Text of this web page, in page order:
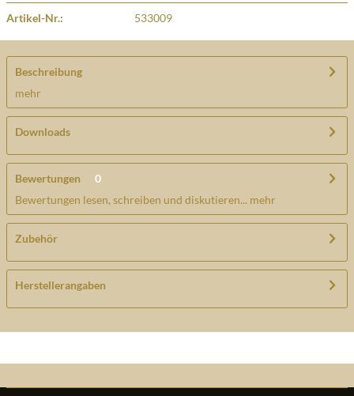
Artikel-Nr.: 533009
Beschreibung
mehr
Downloads
Bewertungen
0
Bewertungen lesen, schreiben und diskutieren... mehr
Zubehör
Herstellerangaben